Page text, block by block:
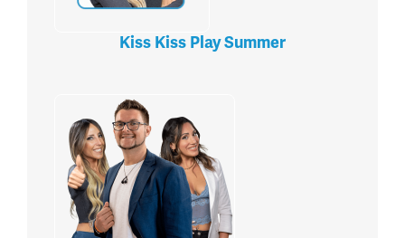
Kiss Kiss Play Summer